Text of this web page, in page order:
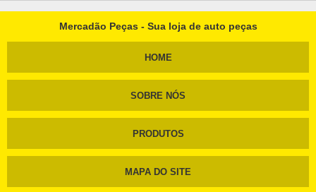
Mercadão Peças - Sua loja de auto peças
HOME
SOBRE NÓS
PRODUTOS
MAPA DO SITE